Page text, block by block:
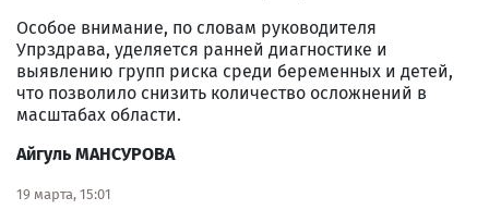
Особое внимание, по словам руководителя
Упрздрава, уделяется ранней диагностике и
выявлению групп риска среди беременных и детей,
что позволило снизить количество осложнений в
масштабах области.
Айгуль МАНСУРОВА
19 марта, 15:01